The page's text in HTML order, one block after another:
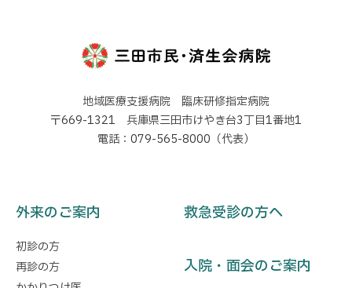
地域医療支援病院 臨床研修指定病院
〒669-1321 兵庫県三田市けやき台3丁目1番地1
電話：079-565-8000（代表）
外来のご案内
初診の方
再診の方
救急受診の方へ
入院・面会のご案内